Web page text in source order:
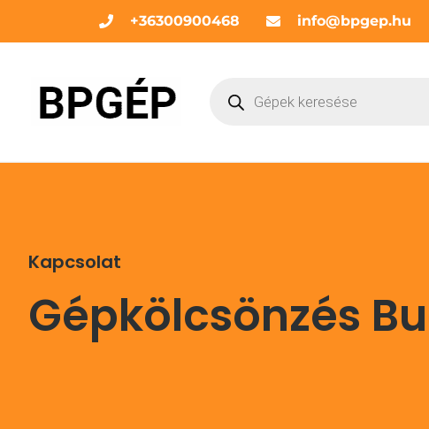
+36300900468 info@bpgep.hu
Kapcsolat
Gépkölcsönzés